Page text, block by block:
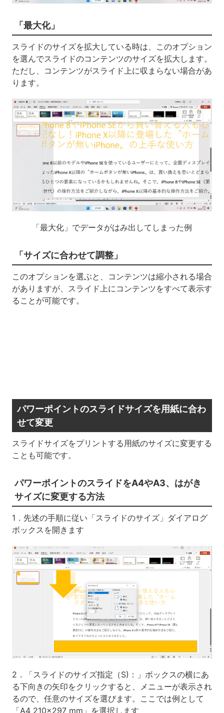
「最大化」
スライドのサイズを拡大している時は、このオプション
を選んでスライドのコンテンツのサイズを拡大します。
ただし、コンテンツがスライド上に収まらない場合があ
ります。
「最大化」でデータがはみ出してしまった例
「サイズに合わせて調整」
このオプションを選ぶと、コンテンツは縮小される場合
がありますが、スライド上にコンテンツをすべて表示す
ることが可能です。
パワーポイントのスライドサイズを用紙に合わ
せて変更
スライドサイズをプリントする用紙のサイズに変更する
ことも可能です。
パワーポイントのスライドをA4やA3、はがき
サイズに変更する方法
1．先述の手順に従い「スライドのサイズ」ダイアログ
ボックスを開きます
2．「スライドのサイズ指定（S)：」ボックスの横にあ
る下向きの矢印をクリックすると、メニューが表示され
るので、任意のサイズを選びます。ここでは例として
「A4 210×297 mm」を選択します